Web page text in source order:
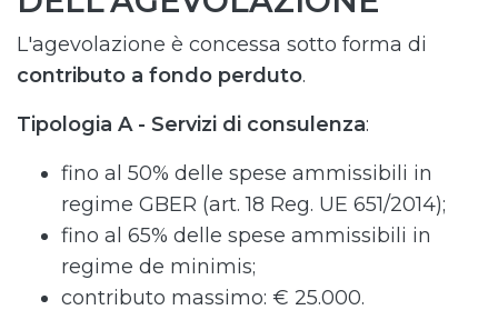
L'agevolazione è concessa sotto forma di
contributo a fondo perduto.
Tipologia A - Servizi di consulenza:
fino al 50% delle spese ammissibili in
regime GBER (art. 18 Reg. UE 651/2014);
fino al 65% delle spese ammissibili in
regime de minimis;
contributo massimo: € 25.000.